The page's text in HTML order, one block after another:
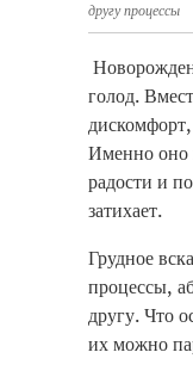
другу процессы
голод.
Именно оно
радости и
затихает.
Грудное
процессы,
другу. Что
их можно